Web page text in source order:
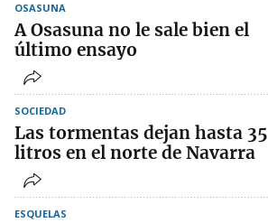
OSASUNA
A Osasuna no le sale bien el
último ensayo
SOCIEDAD
Las tormentas dejan hasta 35
litros en el norte de Navarra
ESQUELAS